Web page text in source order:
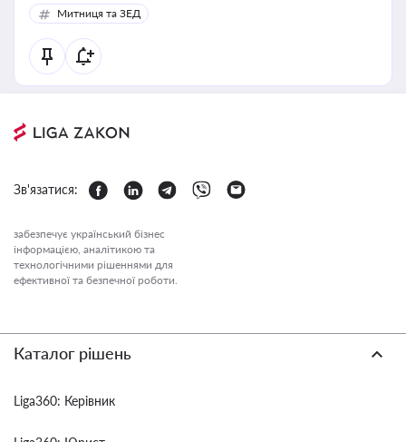
Митниця та ЗЕД
Зв'язатися:
забезпечує український бізнес
інформацією, аналітикою та
технологічними рішеннями для
ефективної та безпечної роботи.
Каталог рішень
Liga360: Керівник